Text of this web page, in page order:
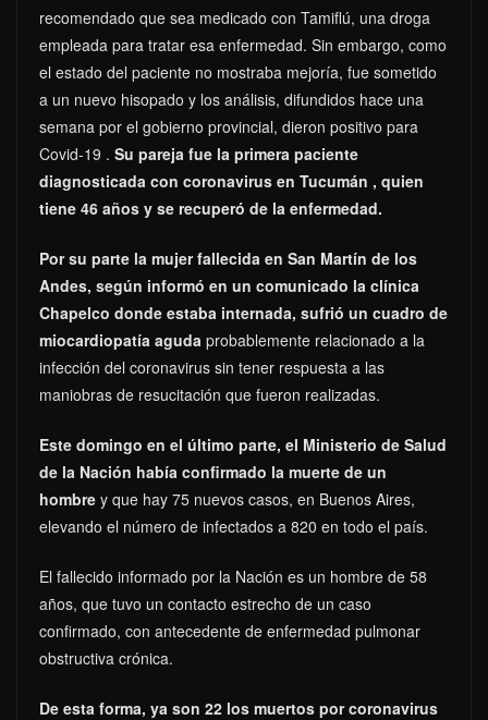
recomendado que sea medicado con Tamiflú, una droga
empleada para tratar esa enfermedad. Sin embargo, como
el estado del paciente no mostraba mejoría, fue sometido
a un nuevo hisopado y los análisis, difundidos hace una
semana por el gobierno provincial, dieron positivo para
Covid-19 . Su pareja fue la primera paciente
diagnosticada con coronavirus en Tucumán , quien
tiene 46 años y se recuperó de la enfermedad.
Por su parte la mujer fallecida en San Martín de los
Andes, según informó en un comunicado la clínica
Chapelco donde estaba internada, sufrió un cuadro de
miocardiopatía aguda probablemente relacionado a la
infección del coronavirus sin tener respuesta a las
maniobras de resucitación que fueron realizadas.
Este domingo en el último parte, el Ministerio de Salud
de la Nación había confirmado la muerte de un
hombre y que hay 75 nuevos casos, en Buenos Aires,
elevando el número de infectados a 820 en todo el país.
El fallecido informado por la Nación es un hombre de 58
años, que tuvo un contacto estrecho de un caso
confirmado, con antecedente de enfermedad pulmonar
obstructiva crónica.
De esta forma, ya son 22 los muertos por coronavirus